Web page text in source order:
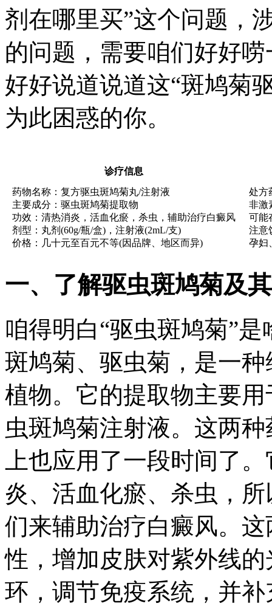
剂在哪里买”这个问题，
的问题，需要咱们好好
好好说道说道这“斑鸠菊
为此困惑的你。
诊疗信息
药物名称：复方驱虫斑鸠菊丸/注射液
主要成分：驱虫斑鸠菊提取物
功效：清热消炎，活血化瘀，杀虫，辅助治疗白癜风
剂型：丸剂(60g/瓶/盒)，注射液(2mL/支)
价格：几十元至百元不等(因品牌、地区而异)
处方
非激
可能
注意
孕妇
一、了解驱虫斑鸠菊及
咱得明白“驱虫斑鸠菊”
斑鸠菊、驱虫菊，是一
植物。它的提取物主要
虫斑鸠菊注射液。这两
上也应用了一段时间了
炎、活血化瘀、杀虫，
们来辅助治疗白癜风。
性，增加皮肤对紫外线
环，调节免疫系统，并